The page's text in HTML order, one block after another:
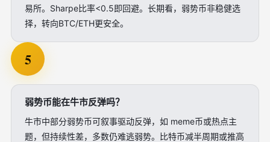
易所。Sharpe比率<0.5即回避。长期看，弱势币非稳健选
择，转向BTC/ETH更安全。
5
弱势币能在牛市反弹吗？
牛市中部分弱势币可叙事驱动反弹，如 meme币或热点主
题，但持续性差，多数仍难逃弱势。比特币减半周期或推高